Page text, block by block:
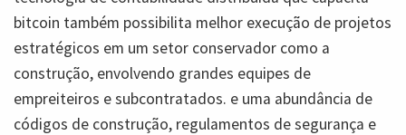
bitcoin também possibilita melhor execução de projetos
estratégicos em um setor conservador como a
construção, envolvendo grandes equipes de
empreiteiros e subcontratados. e uma abundância de
códigos de construção, regulamentos de segurança e